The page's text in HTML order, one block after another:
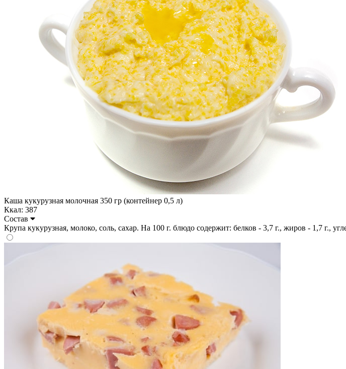
Каша кукурузная молочная 350 гр (контейнер 0,5 л)
Ккал: 387
Состав
Крупа кукурузная, молоко, соль, сахар. На 100 г. блюдо содержит: белков - 3,7 г., жиров - 1,7 г.,